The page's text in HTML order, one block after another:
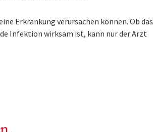
Erkrankung verursachen können. Ob das
Infektion wirksam ist, kann nur der Arzt